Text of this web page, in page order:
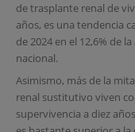
de trasplante renal de
años, es una tendencia
de 2024 en el 12,6% de
nacional.
Asimismo, más de la
renal sustitutivo viven
supervivencia a diez